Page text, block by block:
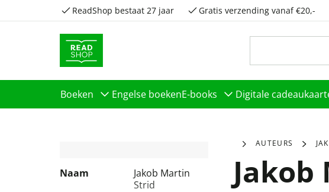
ReadShop bestaat 27 jaar Gratis verzending vanaf €20,-
Boeken Engelse boekenE-books Digitale
Naam
Jakob Martin
Strid
AUTEURS